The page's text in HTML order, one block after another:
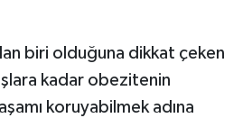
biri olduğuna dikkat çeken
kadar obezitenin
koruyabilmek adına